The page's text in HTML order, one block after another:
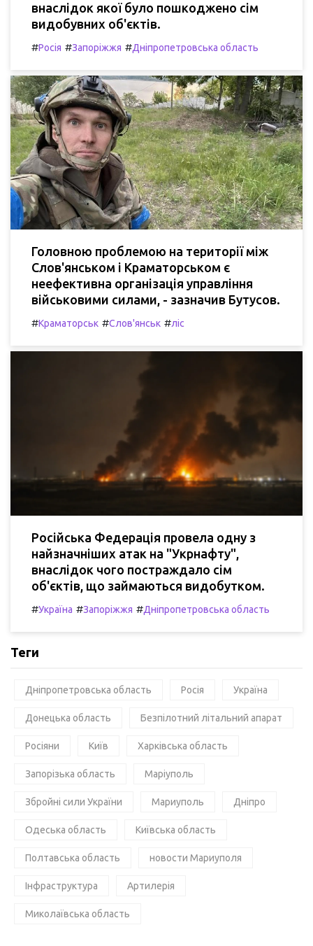
внаслідок якої було пошкоджено сім
видобувних об'єктів.
#Росія #Запоріжжя #Дніпропетровська область
Головною проблемою на території між
Слов'янськом і Краматорськом є
неефективна організація управління
військовими силами, - зазначив Бутусов.
#Краматорськ #Слов'янськ #ліс
Російська Федерація провела одну з
найзначніших атак на "Укрнафту",
внаслідок чого постраждало сім
об'єктів, що займаються видобутком.
#Україна #Запоріжжя #Дніпропетровська область
Теги
Дніпропетровська область Росія Україна
Донецька область Безпілотний літальний апарат
Росіяни Київ Харківська область
Запорізька область Маріуполь
Збройні сили України Мариуполь Дніпро
Одеська область Київська область
Полтавська область новости Мариуполя
Інфраструктура Артилерія
Миколаївська область